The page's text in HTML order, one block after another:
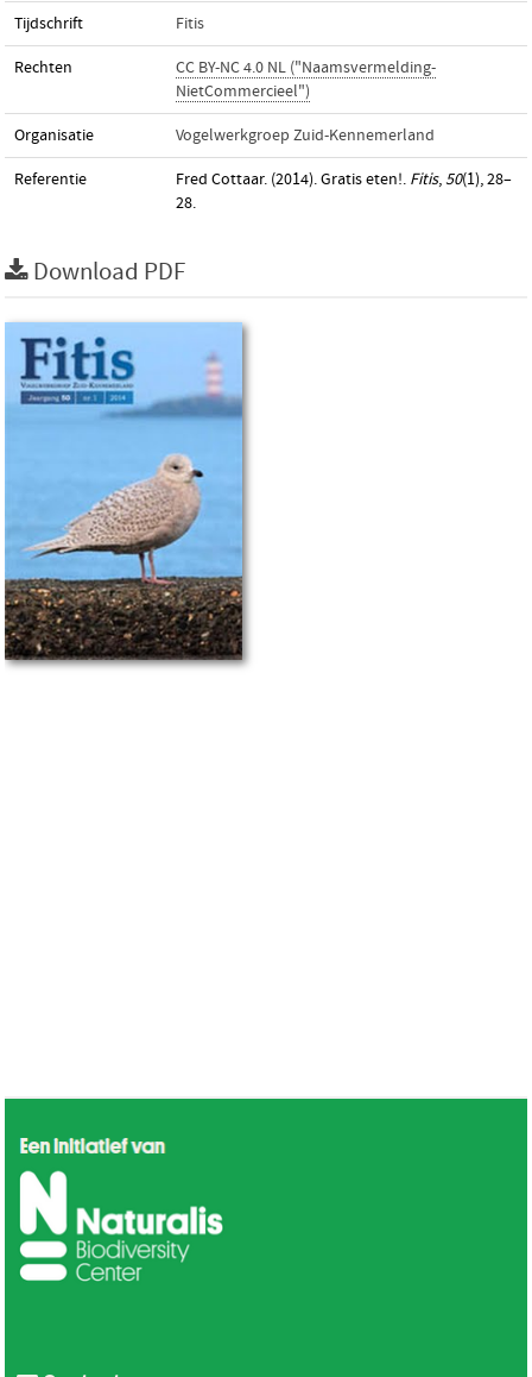
Tijdschrift Fitis
Rechten
CC BY-NC 4.0 NL ("Naamsvermelding-
NietCommercieel")
Organisatie Vogelwerkgroep Zuid-Kennemerland
Referentie Fred Cottaar. (2014). Gratis eten!. Fitis,50(1), 28–
28.
Download PDF